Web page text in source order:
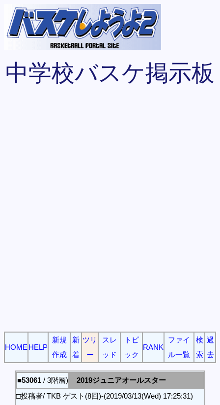
中学校バスケ掲示板
HOME HELP
新規
作成
新
着
ツリ
ー
スレ
ッド
トピ
ック
RANK
ファイ
ル一覧
検
索
過
去
■53061 / 3階層)
2019ジュニアオールスター
□投稿者/ TKB ゲスト(8回)-(2019/03/13(Wed) 17:25:31)